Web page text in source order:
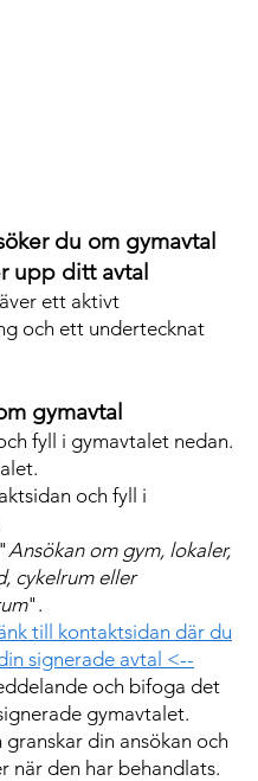
du om gymavtal
upp ditt avtal
ett aktivt
och ett undertecknat
gymavtal
fyll i gymavtalet nedan.
och fyll i
Ansökan om gym, lokaler,
cykelrum eller
".
till kontaktsidan där du
signerade avtal <--
och bifoga det
gymavtalet.
granskar din ansökan och
när den har behandlats.